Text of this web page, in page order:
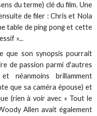
du terme) clé du film. Une
de filer : Chris et Nola
table de ping pong et cette
»...
que son synopsis pourrait
de passion parmi d'autres
néanmoins brillamment
que sa caméra épouse) et
(rien à voir avec « Tout le
Allen avait également